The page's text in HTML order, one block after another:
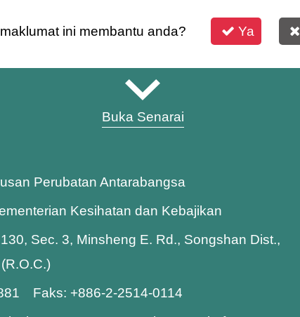
ini membantu anda? Ya
Buka Senarai
Perubatan Antarabangsa
Kesihatan dan Kebajikan
Sec. 3, Minsheng E. Rd., Songshan Dist.,
Faks: +886-2-2514-0114